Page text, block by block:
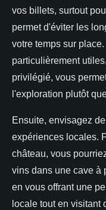
vos billets, surtout
permet d'éviter les
votre temps sur
particulièrement
privilégié, vous
l'exploration plutôt
Ensuite, envisagez
expériences locales.
château, vous
vins dans une cave à
en vous offrant une
locale tout en visitant